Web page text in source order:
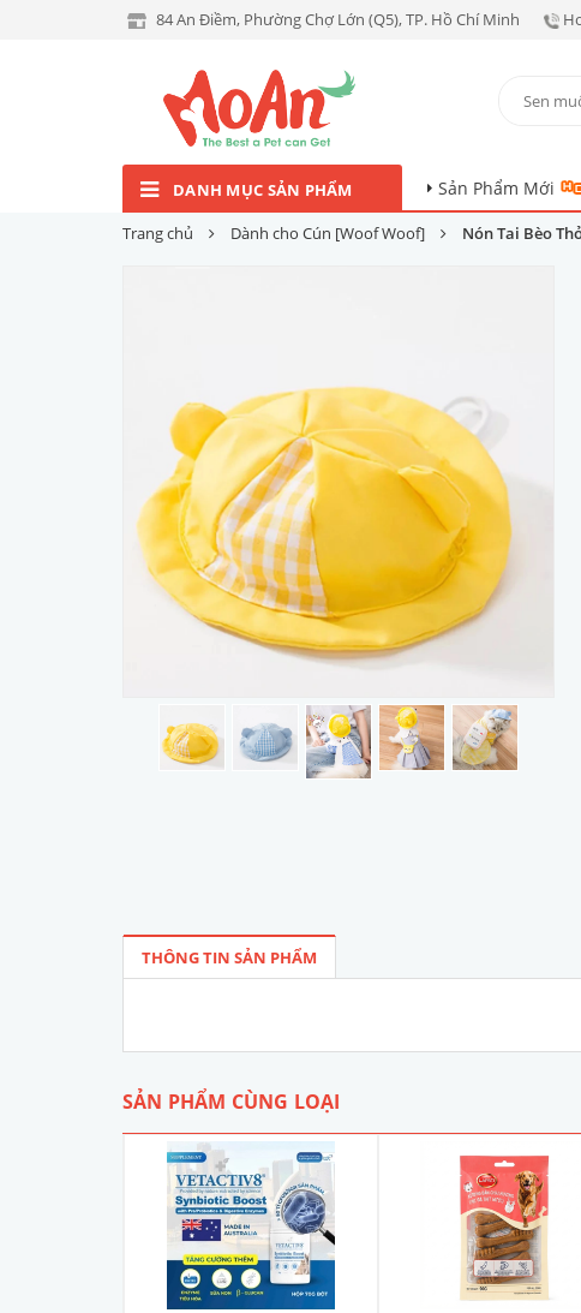
84 An Điềm, Phường Chợ Lớn (Q5), TP. Hồ Chí Minh
DANH MỤC SẢN PHẨM Sản Phẩm Mới
Trang chủ Dành cho Cún [Woof Woof] Nón Tai Bèo
THÔNG TIN SẢN PHẨM
SẢN PHẨM CÙNG LOẠI